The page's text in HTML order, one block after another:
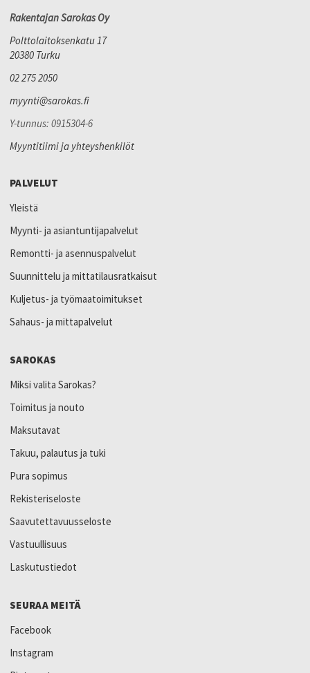
Rakentajan Sarokas Oy
Polttolaitoksenkatu 17
20380 Turku
02 275 2050
myynti@sarokas.fi
Y-tunnus: 0915304-6
Myyntitiimi ja yhteyshenkilöt
PALVELUT
Yleistä
Myynti- ja asiantuntijapalvelut
Remontti- ja asennuspalvelut
Suunnittelu ja mittatilausratkaisut
Kuljetus- ja työmaatoimitukset
Sahaus- ja mittapalvelut
SAROKAS
Miksi valita Sarokas?
Toimitus ja nouto
Maksutavat
Takuu, palautus ja tuki
Pura sopimus
Rekisteriseloste
Saavutettavuusseloste
Vastuullisuus
Laskutustiedot
SEURAA MEITÄ
Facebook
Instagram